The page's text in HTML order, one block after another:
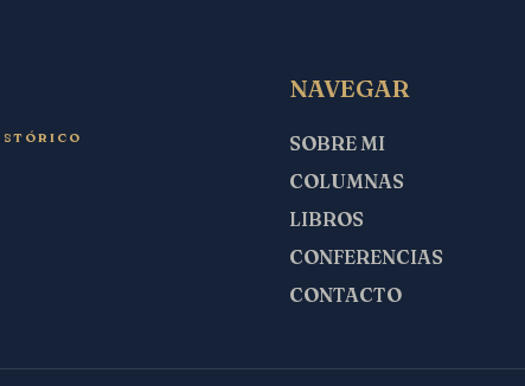
NAVEGAR
SOBRE MI
COLUMNAS
LIBROS
CONFERENCIAS
CONTACTO